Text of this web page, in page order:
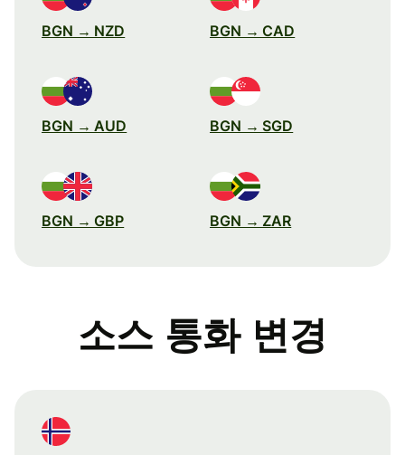
BGN → NZD BGN → CAD
BGN → AUD BGN → SGD
BGN → GBP BGN → ZAR
소스 통화 변경